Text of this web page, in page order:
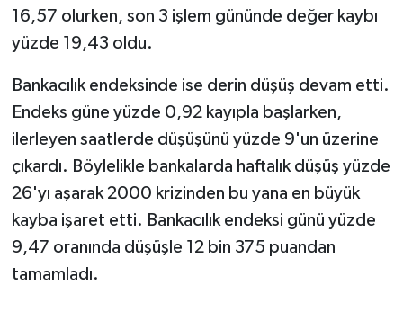
16,57 olurken, son 3 işlem gününde değer kaybı
yüzde 19,43 oldu.
Bankacılık endeksinde ise derin düşüş devam etti.
Endeks güne yüzde 0,92 kayıpla başlarken,
ilerleyen saatlerde düşüşünü yüzde 9'un üzerine
çıkardı. Böylelikle bankalarda haftalık düşüş yüzde
26'yı aşarak 2000 krizinden bu yana en büyük
kayba işaret etti. Bankacılık endeksi günü yüzde
9,47 oranında düşüşle 12 bin 375 puandan
tamamladı.